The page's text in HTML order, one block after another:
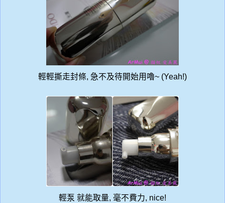
輕輕撕走封條, 急不及待開始用嚕~ (Yeah!)
輕泵 就能取量, 毫不費力, nice!